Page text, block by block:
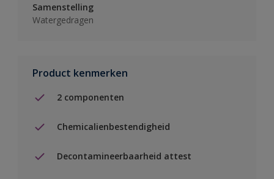
Samenstelling
Watergedragen
Product kenmerken
2 componenten
Chemicalienbestendigheid
Decontamineerbaarheid attest